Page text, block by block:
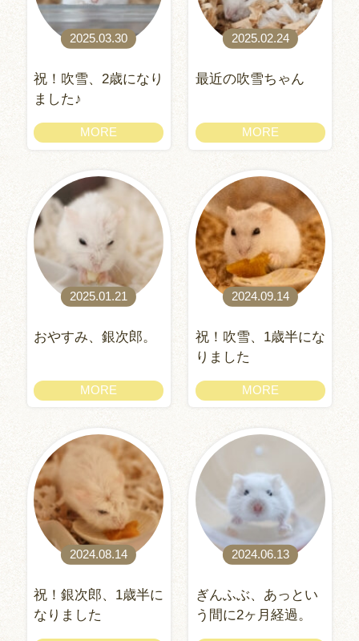
2025.03.30
祝！吹雪、2歳になり
ました♪
MORE
2025.02.24
最近の吹雪ちゃん
MORE
2025.01.21
おやすみ、銀次郎。
MORE
2024.09.14
祝！吹雪、1歳半にな
りました
MORE
2024.08.14
祝！銀次郎、1歳半に
なりました
2024.06.13
ぎんふぶ、あっとい
う間に2ヶ月経過。